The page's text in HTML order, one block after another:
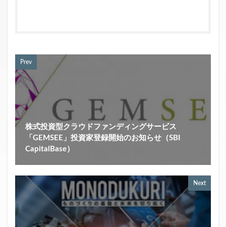
Prev
株式投資型クラウドファンディングサービス
「GEMSEE」投資家登録開始のお知らせ（SBI
CapitalBase）
Next